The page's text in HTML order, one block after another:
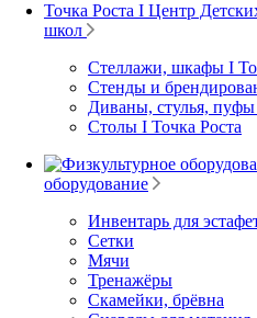
Точка Роста I Центр
школ
Стеллажи, шкафы I
Стенды и
Диваны, стулья, пуфы
Столы I Точка Роста
оборудование
Инвентарь для
Сетки
Мячи
Тренажёры
Скамейки, брёвна